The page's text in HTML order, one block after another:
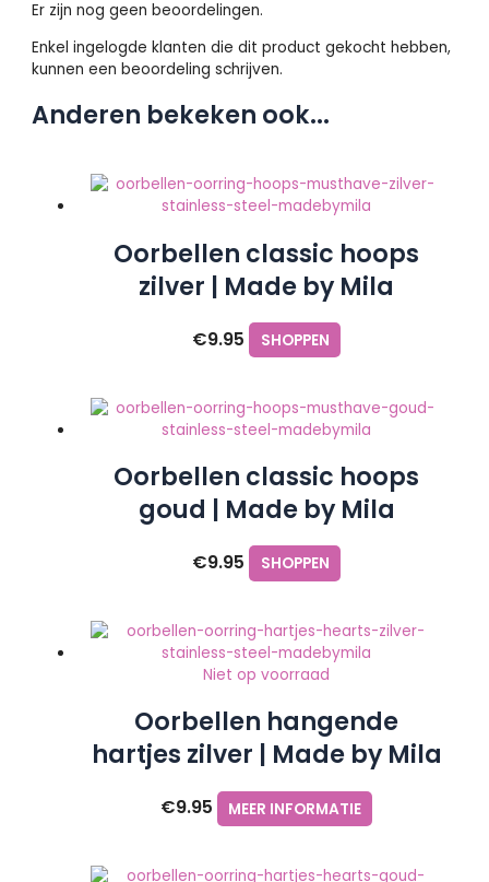
Er zijn nog geen beoordelingen.
Enkel ingelogde klanten die dit product gekocht hebben,
kunnen een beoordeling schrijven.
Anderen bekeken ook...
Oorbellen classic hoops
zilver | Made by Mila
€9.95 SHOPPEN
Oorbellen classic hoops
goud | Made by Mila
€9.95 SHOPPEN
Niet op voorraad
Oorbellen hangende
hartjes zilver | Made by Mila
€9.95 MEER INFORMATIE